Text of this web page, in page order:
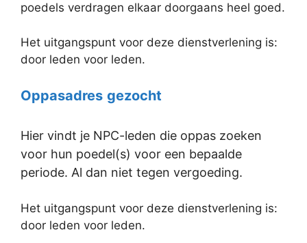
poedels verdragen elkaar doorgaans heel goed.
Het uitgangspunt voor deze dienstverlening is:
door leden voor leden.
Oppasadres gezocht
Hier vindt je NPC-leden die oppas zoeken
voor hun poedel(s) voor een bepaalde
periode. Al dan niet tegen vergoeding.
Het uitgangspunt voor deze dienstverlening is:
door leden voor leden.